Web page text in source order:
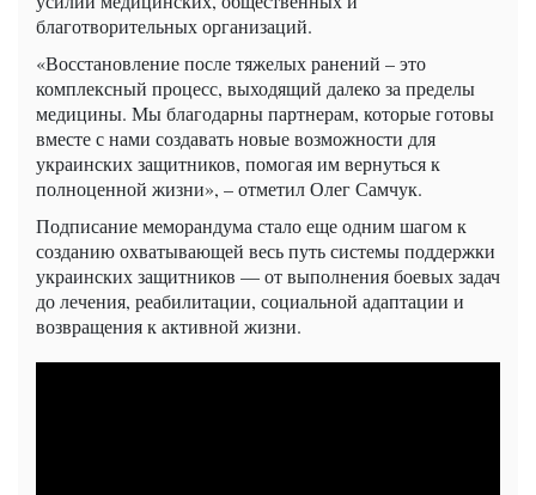
благотворительных организаций.
«Восстановление после тяжелых ранений – это
комплексный процесс, выходящий далеко за пределы
медицины. Мы благодарны партнерам, которые готовы
вместе с нами создавать новые возможности для
украинских защитников, помогая им вернуться к
полноценной жизни», – отметил Олег Самчук.
Подписание меморандума стало еще одним шагом к
созданию охватывающей весь путь системы поддержки
украинских защитников — от выполнения боевых задач
до лечения, реабилитации, социальной адаптации и
возвращения к активной жизни.